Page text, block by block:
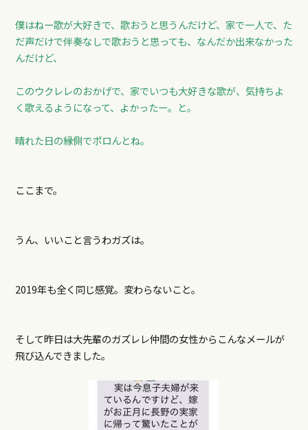
僕はねー歌が大好きで、歌おうと思うんだけど、家で一人で、た
だ声だけで伴奏なしで歌おうと思っても、なんだか出来なかった
んだけど、
このウクレレのおかげで、家でいつも大好きな歌が、気持ちよ
く歌えるようになって、よかったー。と。
晴れた日の縁側でポロんとね。
ここまで。
うん、いいこと言うわガズは。
2019年も全く同じ感覚。変わらないこと。
そして昨日は大先輩のガズレレ仲間の女性からこんなメールが
飛び込んできました。